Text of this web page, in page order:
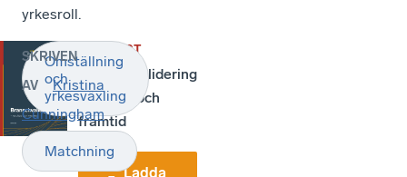
yrkesroll.
RAPPORT
Branschvalidering
- nuläge och
framtid
Ladda
Omställning
och
yrkesväxling
Matchning
SKRIVEN
AV
Kristina
Cunningham